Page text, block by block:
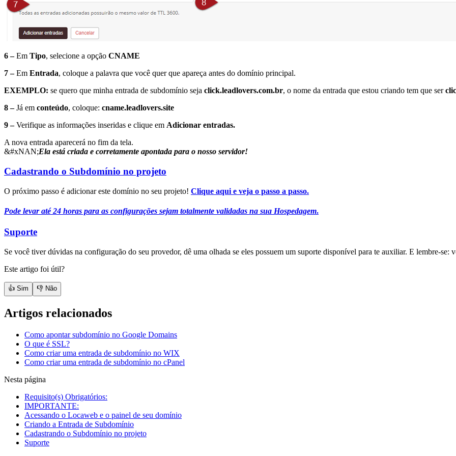
6 –Em Tipo, selecione a opção CNAME
7 –Em Entrada, coloque a palavra que você quer que apareça antes do domínio principal.
EXEMPLO: se quero que minha entrada de subdomínio seja click.leadlovers.com.br, o nome da entrada que estou criando tem que ser
8 –Já em conteúdo, coloque: cname.leadlovers.site
9 –Verifique as informações inseridas e clique em Adicionar entradas.
A nova entrada aparecerá no fim da tela.
&#xNAN;Ela está criada e corretamente apontada para o nosso servidor!
Cadastrando o Subdomínio no projeto
O próximo passo é adicionar este domínio no seu projeto! Clique aqui e veja o passo a passo.
Pode levar até 24 horas para as configurações sejam totalmente validadas na sua Hospedagem.
Suporte
Se você tiver dúvidas na configuração do seu provedor, dê uma olhada se eles possuem um suporte disponível para te auxiliar. E lembre-se:
Este artigo foi útil?
👍 Sim 👎 Não
Artigos relacionados
Como apontar subdomínio no Google Domains
O que é SSL?
Como criar uma entrada de subdomínio no WIX
Como criar uma entrada de subdomínio no cPanel
Nesta página
Requisito(s) Obrigatórios:
IMPORTANTE:
Acessando o Locaweb e o painel de seu domínio
Criando a Entrada de Subdomínio
Cadastrando o Subdomínio no projeto
Suporte